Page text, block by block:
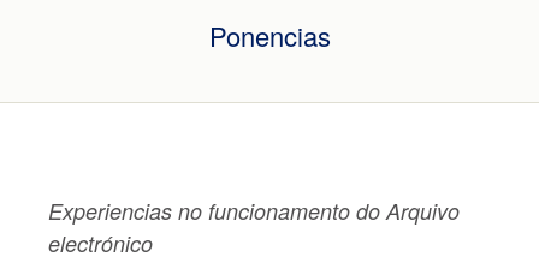
Ponencias
Experiencias no funcionamento do Arquivo
electrónico